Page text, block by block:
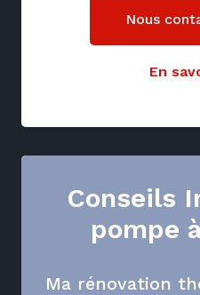
Nous
En
Conseils
pompe
Ma rénovation